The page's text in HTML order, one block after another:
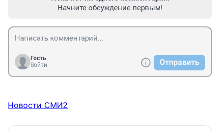
Начните обсуждение первым!
Гость
Войти
Отправить
Новости СМИ2